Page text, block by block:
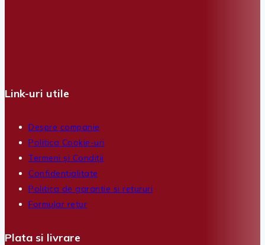
Link-uri utile
Despre companie
Politica Cookie-uri
Termeni și Condiții
Confidentialitate
Politica de garantie si retururi
Formular retur
Plata si livrare